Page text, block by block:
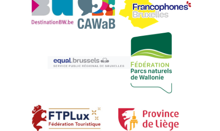
Visiter Equal Brussels
Visiter Fédération Des
Visiter La Fédération du Tourisme du Luxembourg